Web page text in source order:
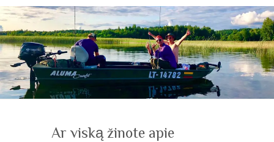
Ar viską žinote apie